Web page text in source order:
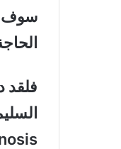
سوف
فلقد